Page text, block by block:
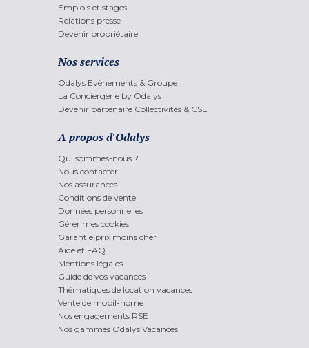
Emplois et stages
Relations presse
Devenir propriétaire
Nos services
Odalys Evènements & Groupe
La Conciergerie by Odalys
Devenir partenaire Collectivités & CSE
A propos d'Odalys
Qui sommes-nous ?
Nous contacter
Nos assurances
Conditions de vente
Données personnelles
Gérer mes cookies
Garantie prix moins cher
Aide et FAQ
Mentions légales
Guide de vos vacances
Thématiques de location vacances
Vente de mobil-home
Nos engagements RSE
Nos gammes Odalys Vacances